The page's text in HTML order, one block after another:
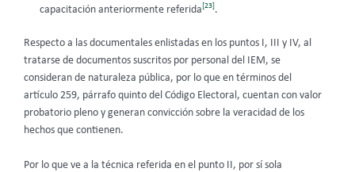
capacitación anteriormente referida [23] .
Respecto a las documentales enlistadas en los puntos I, III y IV, al
tratarse de documentos suscritos por personal del IEM, se
consideran de naturaleza pública, por lo que en términos del
artículo 259, párrafo quinto del Código Electoral, cuentan con valor
probatorio pleno y generan convicción sobre la veracidad de los
hechos que contienen.
Por lo que ve a la técnica referida en el punto II, por sí sola